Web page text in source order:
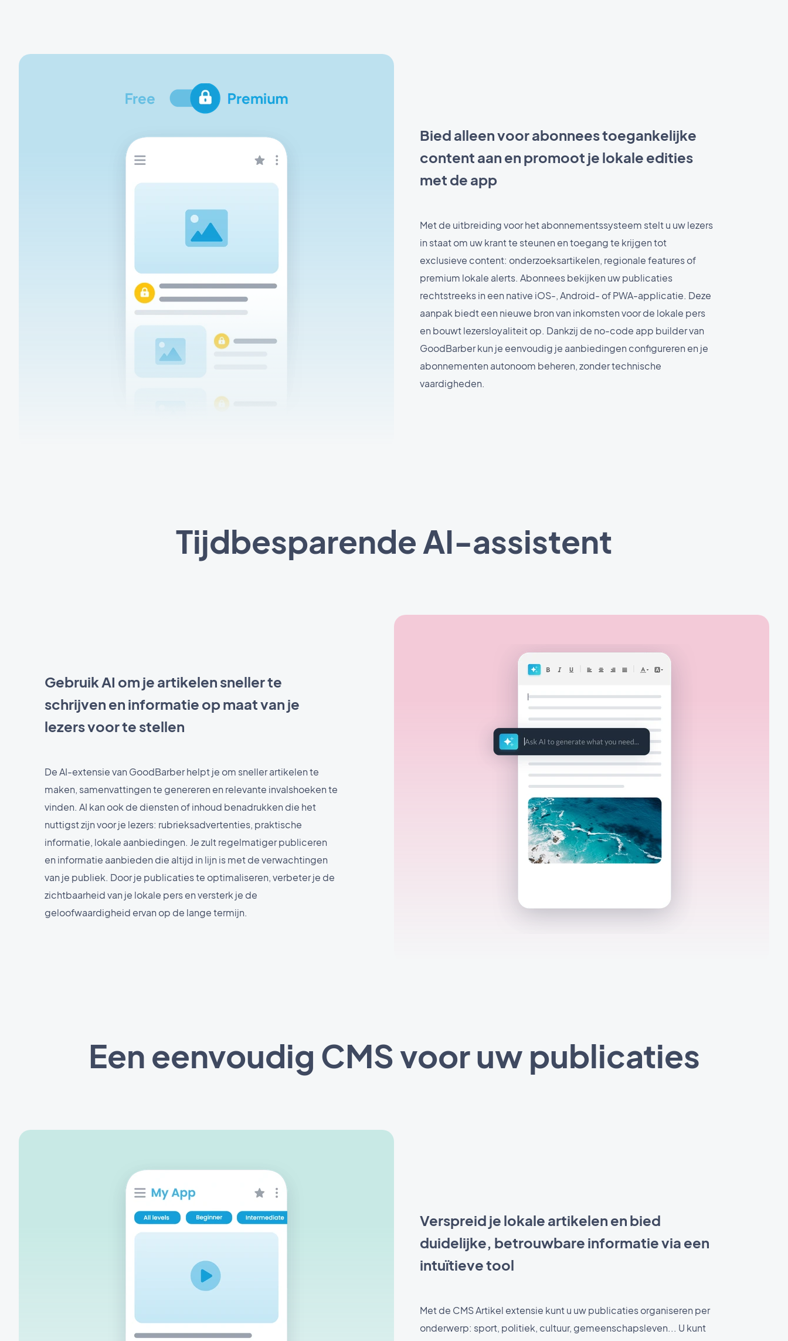
Bied alleen voor abonnees toegankelijke
content aan en promoot je lokale edities
met de app
Met de uitbreiding voor het abonnementssysteem stelt u uw lezers
in staat om uw krant te steunen en toegang te krijgen tot
exclusieve content: onderzoeksartikelen, regionale features of
premium lokale alerts. Abonnees bekijken uw publicaties
rechtstreeks in een native iOS-, Android- of PWA-applicatie. Deze
aanpak biedt een nieuwe bron van inkomsten voor de lokale pers
en bouwt lezersloyaliteit op. Dankzij de no-code app builder van
GoodBarber kun je eenvoudig je aanbiedingen configureren en je
abonnementen autonoom beheren, zonder technische
vaardigheden.
Tijdbesparende AI-assistent
Gebruik AI om je artikelen sneller te
schrijven en informatie op maat van je
lezers voor te stellen
De AI-extensie van GoodBarber helpt je om sneller artikelen te
maken, samenvattingen te genereren en relevante invalshoeken te
vinden. AI kan ook de diensten of inhoud benadrukken die het
nuttigst zijn voor je lezers: rubrieksadvertenties, praktische
informatie, lokale aanbiedingen. Je zult regelmatiger publiceren
en informatie aanbieden die altijd in lijn is met de verwachtingen
van je publiek. Door je publicaties te optimaliseren, verbeter je de
zichtbaarheid van je lokale pers en versterk je de
geloofwaardigheid ervan op de lange termijn.
Een eenvoudig CMS voor uw publicaties
Verspreid je lokale artikelen en bied
duidelijke, betrouwbare informatie via een
intuïtieve tool
Met de CMS Artikel extensie kunt u uw publicaties organiseren per
onderwerp: sport, politiek, cultuur, gemeenschapsleven... U kunt